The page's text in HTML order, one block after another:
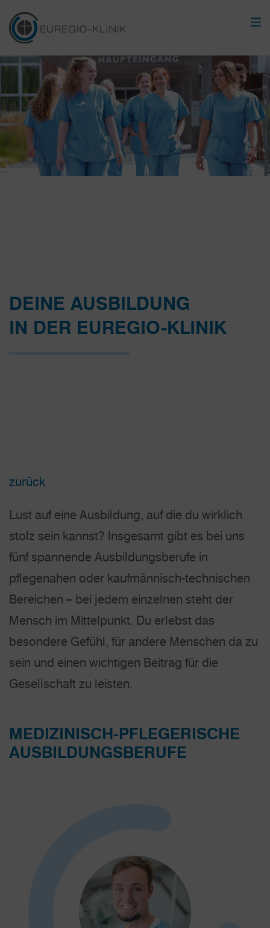
DEINE AUSBILDUNG
IN DER EUREGIO-KLINIK
zurück
Lust auf eine Ausbildung, auf die du wirklich
stolz sein kannst? Insgesamt gibt es bei uns
fünf spannende Ausbildungsberufe in
pflegenahen oder kaufmännisch-technischen
Bereichen – bei jedem einzelnen steht der
Mensch im Mittelpunkt. Du erlebst das
besondere Gefühl, für andere Menschen da zu
sein und einen wichtigen Beitrag für die
Gesellschaft zu leisten.
MEDIZINISCH-PFLEGERISCHE
AUSBILDUNGSBERUFE